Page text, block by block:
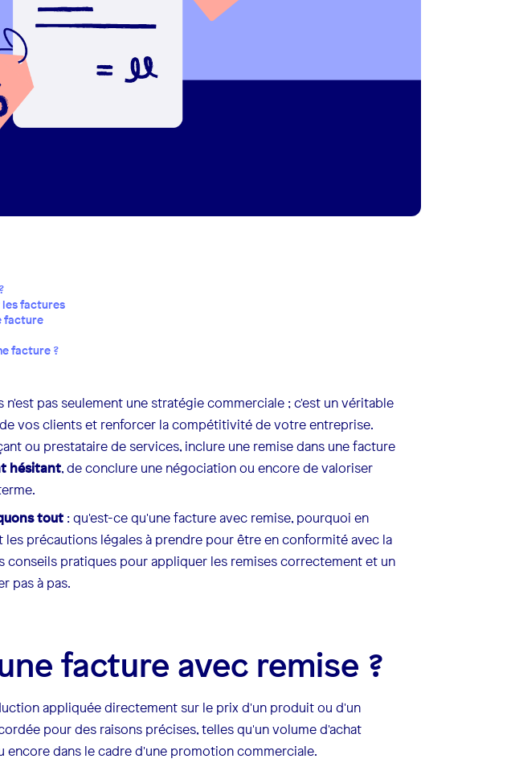
les factures
facture
facture ?
pas seulement une stratégie commerciale ; c'est un véritable
vos clients et renforcer la compétitivité de votre entreprise.
ou prestataire de services, inclure une remise dans une facture
hésitant, de conclure une négociation ou encore de valoriser
tout : qu'est-ce qu'une facture avec remise, pourquoi en
les précautions légales à prendre pour être en conformité avec la
conseils pratiques pour appliquer les remises correctement et un
pas à pas.
facture avec remise ?
appliquée directement sur le prix d'un produit ou d'un
pour des raisons précises, telles qu'un volume d'achat
dans le cadre d'une promotion commerciale.